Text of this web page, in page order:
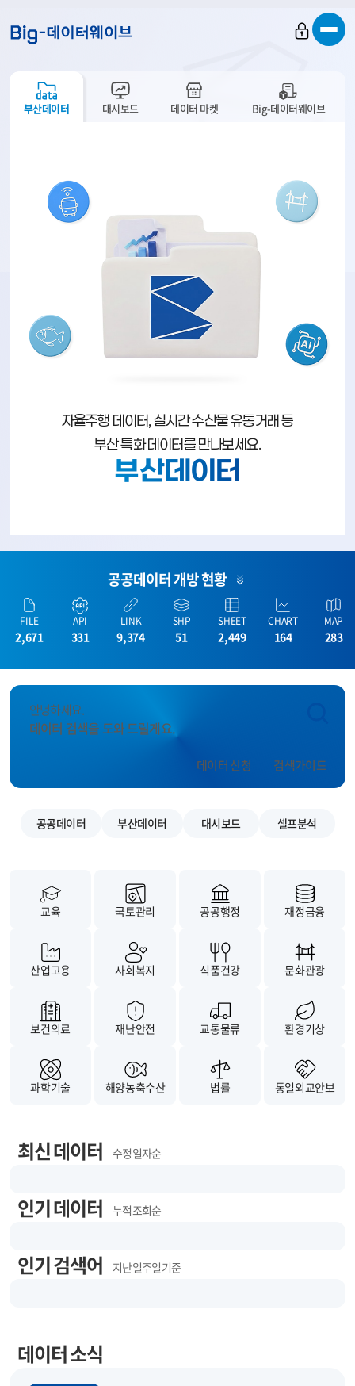
부산데이터 대시보드 데이터 마켓 Big-데이터웨이브
자율주행 데이터, 실시간 수산물 유통거래 등
부산 특화 데이터를 만나보세요.
부산데이터
공공데이터 개방 현황
FILE
2,671
API
331
LINK
9,374
SHP
51
SHEET
2,449
CHART
164
MAP
283
안녕하세요.
데이터 검색을 도와 드릴게요.
데이터 신청 검색가이드
공공데이터 부산데이터 대시보드 셀프분석
교육 국토관리 공공행정 재정금융
산업고용 사회복지 식품건강 문화관광
보건의료 재난안전 교통물류 환경기상
과학기술 해양농축수산 법률 통일외교안보
최신 데이터 수정 일자순
인기 데이터 누적 조회순
인기 검색어 지난 일주일 기준
데이터 소식